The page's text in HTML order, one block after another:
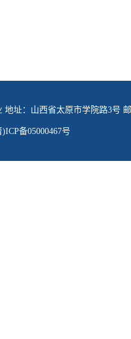
址：山西省太原市学院路3号
备05000467号